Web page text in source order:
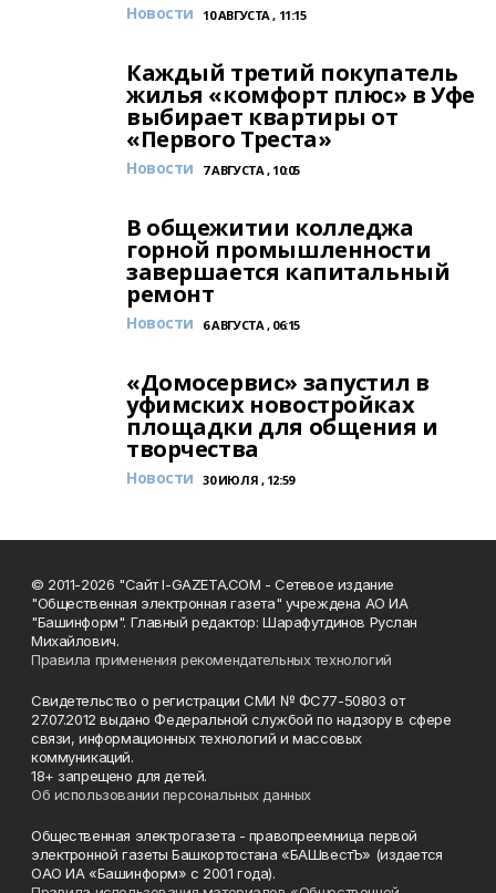
Новости 10 АВГУСТА , 11:15
Каждый третий покупатель
жилья «комфорт плюс» в Уфе
выбирает квартиры от
«Первого Треста»
Новости 7 АВГУСТА , 10:05
В общежитии колледжа
горной промышленности
завершается капитальный
ремонт
Новости 6 АВГУСТА , 06:15
«Домосервис» запустил в
уфимских новостройках
площадки для общения и
творчества
Новости 30 ИЮЛЯ , 12:59
© 2011-2026 "Сайт I-GAZETA.COM - Сетевое издание
"Общественная электронная газета" учреждена АО ИА
"Башинформ". Главный редактор: Шарафутдинов Руслан
Михайлович.
Правила применения рекомендательных технологий
Свидетельство о регистрации СМИ № ФС77-50803 от
27.07.2012 выдано Федеральной службой по надзору в сфере
связи, информационных технологий и массовых
коммуникаций.
18+ запрещено для детей.
Об использовании персональных данных
Общественная электрогазета - правопреемница первой
электронной газеты Башкортостана «БАШвестЪ» (издается
ОАО ИА «Башинформ» с 2001 года).